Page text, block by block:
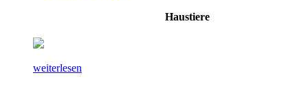
Haustiere
weiterlesen